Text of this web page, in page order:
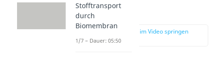
Chlorophyll b
zur Stelle im Video springen
(03:42)
Stofftransport
durch
Biomembran
1/7 – Dauer: 05:50